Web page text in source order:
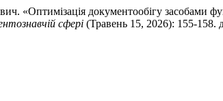
«Оптимізація документообігу
сфері (Травень 15, 2026): 155-158.